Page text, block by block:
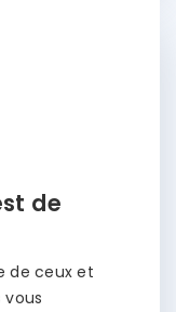
de
de ceux et